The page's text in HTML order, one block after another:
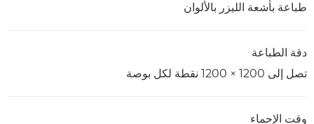
طباعة بأشعة الليزر بالألوان
دقة الطباعة
تصل إلى 1200 × 1200 نقطة لكل بوصة
وقت الإحماء